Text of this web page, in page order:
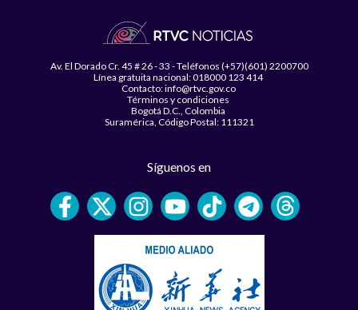
Av. El Dorado Cr. 45 # 26 - 33 - Teléfonos (+57)(601) 2200700
Línea gratuita nacional: 018000 123 414
Contacto: info@rtvc.gov.co
Términos y condiciones
Bogotá D.C., Colombia
Suramérica, Código Postal: 111321
Síguenos en